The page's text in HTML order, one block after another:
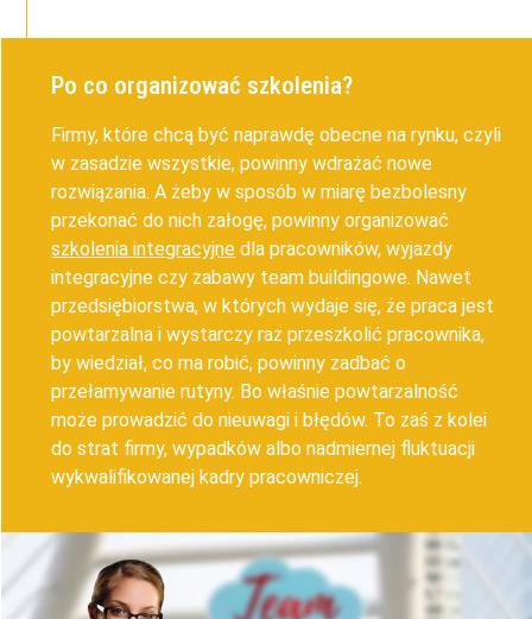
Po co organizować szkolenia?
Firmy, które chcą być naprawdę obecne na rynku, czyli
w zasadzie wszystkie, powinny wdrażać nowe
rozwiązania. A żeby w sposób w miarę bezbolesny
przekonać do nich załogę, powinny organizować
szkolenia integracyjne dla pracowników, wyjazdy
integracyjne czy zabawy team buildingowe. Nawet
przedsiębiorstwa, w których wydaje się, że praca jest
powtarzalna i wystarczy raz przeszkolić pracownika,
by wiedział, co ma robić, powinny zadbać o
przełamywanie rutyny. Bo właśnie powtarzalność
może prowadzić do nieuwagi i błędów. To zaś z kolei
do strat firmy, wypadków albo nadmiernej fluktuacji
wykwalifikowanej kadry pracowniczej.